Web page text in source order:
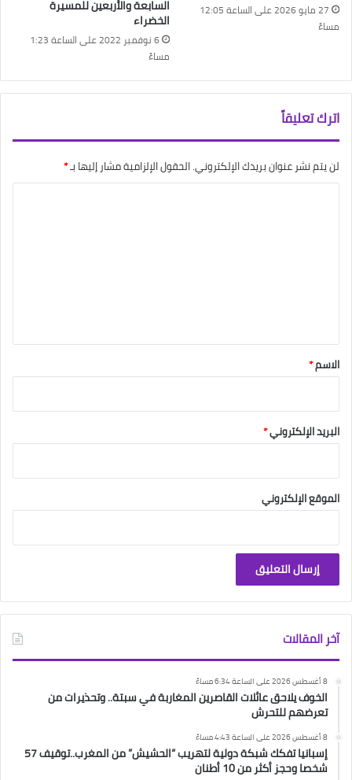
27 مايو 2026 على الساعة 12:05
مساءً
السابعة والأربعين للمسيرة
الخضراء
6 نوفمبر 2022 على الساعة 1:23
مساءً
اترك تعليقاً
لن يتم نشر عنوان بريدك الإلكتروني.الحقول الإلزامية مشار إليها بـ*
*
الاسم*
البريد الإلكتروني*
الموقع الإلكتروني
آخر المقالات
8 أغسطس 2026 على الساعة 6:34 مساءً
الخوف يلاحق عائلات القاصرين المغاربة في سبتة.. وتحذيرات من
تعرضهم للتحرش
8 أغسطس 2026 على الساعة 4:43 مساءً
إسبانيا تفكك شبكة دولية لتهريب “الحشيش” من المغرب..توقيف 57
شخصا وحجز أكثر من 10 أطنان